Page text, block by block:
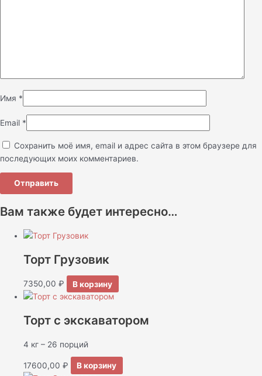
Имя *
Email *
Сохранить моё имя, email и адрес сайта в этом браузере для
последующих моих комментариев.
Вам также будет интересно…
Торт Грузовик
7350,00 ₽ В корзину
Торт с экскаватором
4 кг – 26 порций
17600,00 ₽ В корзину